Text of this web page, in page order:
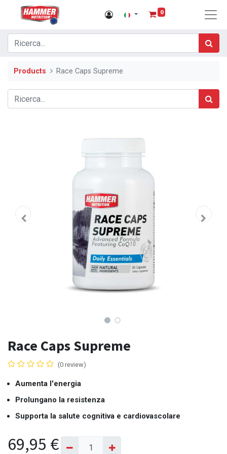
0
Products Race Caps Supreme
Race Caps Supreme
(0 review)
Aumenta l'energia
Prolungano la resistenza
Supporta la salute cognitiva e cardiovascolare
69,95 €